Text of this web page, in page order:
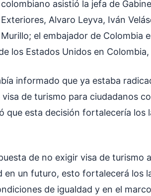
asistió la jefa de
Alvaro Leyva, Iván
el embajador de Colombia
los Estados Unidos en
informado que ya estaba
de turismo para ciudadanos
que esta decisión fortalecería los
de no exigir visa de turismo
en un futuro, esto fortalecerá los
de igualdad y en el